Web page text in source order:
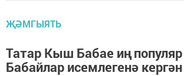
ҖӘМГЫЯТЬ
Татар Кыш Бабае иң
Бабайлар исемлегенә кергән